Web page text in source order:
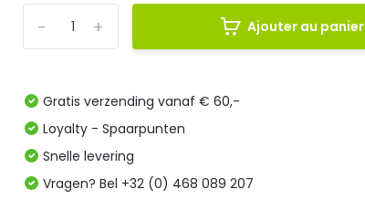
+
- Ajouter au panier
Gratis verzending vanaf € 60,-
Loyalty - Spaarpunten
Snelle levering
Vragen? Bel +32 (0) 468 089 207